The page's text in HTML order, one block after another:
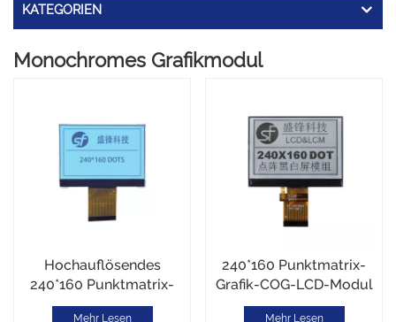
KATEGORIEN
Monochromes Grafikmodul
Hochauflösendes
240*160 Punktmatrix-
Grafik-COG-LCD-Modul
Mehr Lesen
240*160 Punktmatrix-
Grafik-COG-LCD-Modul
STN/FSTN
Mehr Lesen